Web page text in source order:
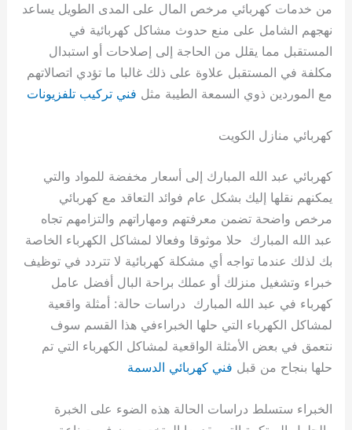
من خدمات كهربائي مرخص المال على المدى الطويل يساعد
نهجهم الشامل على منع حدوث مشاكل كهربائية في
المستقبل مما يقلل من الحاجة إلى إصلاحات أو استبدال
مكلفة في المستقبل علاوة على ذلك غالبا ما تؤدي اتصالاتهم
مع الموردين ذوي السمعة الطيبة مثل فني تركيب تلفزيونات
كهربائي منازل الكويت
كهربائي عبد الله المبارك إلى أسعار مخفضة للمواد والتي
يمكنهم نقلها إليك بشكل عام فوائد التعاقد مع كهربائي
مرخص واضحة تضمن معرفتهم ومهاراتهم والتزامهم تجاه
عبد الله المبارك حلا موثوقا وفعالا لمشاكل الكهرباء الخاصة
بك لذلك عندما تواجه أي مشكلة كهربائية لا تتردد في توظيف
خبراء وتشغيل منزلك أو عملك براحة البال أفضل عامل
كهرباء في عبد الله المبارك دراسات حالة: أمثلة واقعية
لمشاكل الكهرباء التي حلها الخبراءفي هذا القسم سوف
نتعمق في بعض الأمثلة الواقعية لمشاكل الكهرباء التي تم
حلها بنجاح من قبل فني كهربائي الدسمة
الخبراء ستسلط دراسات الحالة هذه الضوء على الخبرة